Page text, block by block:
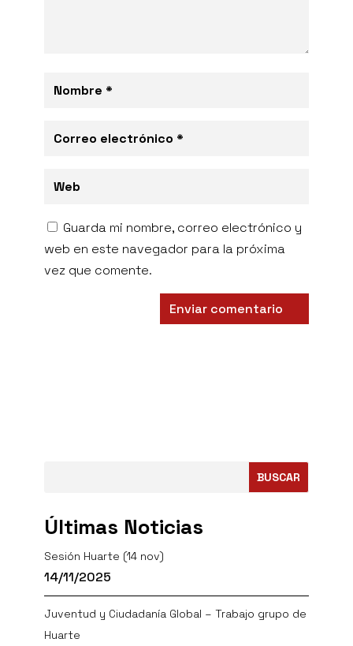
Guarda mi nombre, correo electrónico y
web en este navegador para la próxima
vez que comente.
BUSCAR
Últimas Noticias
Sesión Huarte (14 nov)
14/11/2025
Juventud y Ciudadanía Global – Trabajo grupo de
Huarte